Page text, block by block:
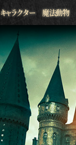
キャラクター 魔法動物